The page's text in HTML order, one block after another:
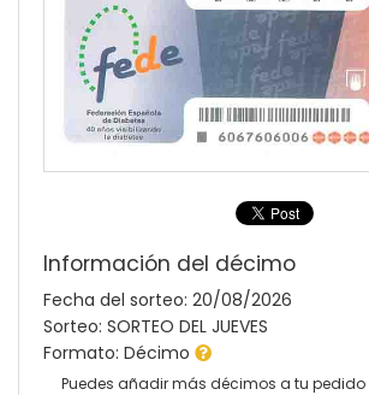
Información del décimo
Fecha del sorteo: 20/08/2026
Sorteo: SORTEO DEL JUEVES
Formato: Décimo
Puedes añadir más décimos a tu pedido